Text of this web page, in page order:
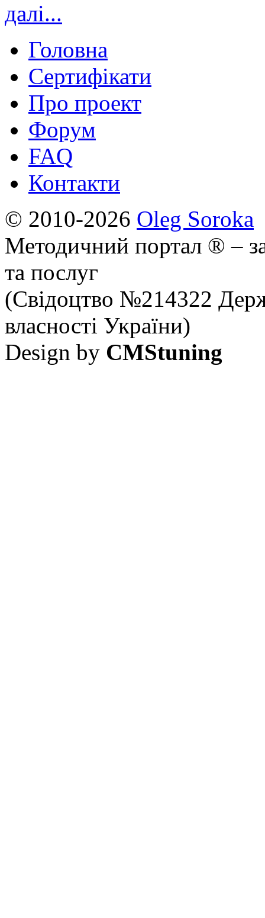
далі...
Головна
Сертифікати
Про проект
Форум
FAQ
Контакти
© 2010-2026 Oleg Soroka
Методичний портал ® –
та послуг
(Свідоцтво №214322
власності України)
Design by CMStuning